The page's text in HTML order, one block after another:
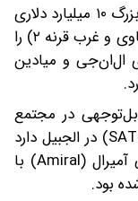
این شرکت همچنین در عراق رهبری پروژه بزرگ ۱۰ میلیارد دلاری
GGIP (شامل جمع‌آوری گاز میدان‌های ارطاوی و غرب قرنه ۲) را
ال‌ان‌جی و میادین
در مجتمع
عظیم پالایشی و پتروشیمی ساتورپ (SATORP) در الجبیل دارد
و اخیراً نیز برای توسعه مجتمع پتروشیمی آمیرال (Amiral) با
بود.